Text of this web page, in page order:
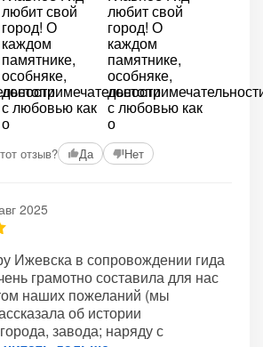
отзыв? Да Нет
2025
Ижевска в сопровождении гида
грамотно составила для нас
наших пожеланий (мы
об истории
завода; наряду с